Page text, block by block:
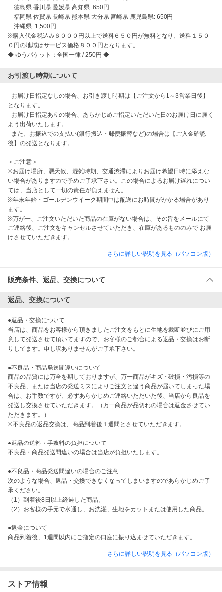
徳島県 香川県 愛媛県 高知県: 650円
福岡県 佐賀県 長崎県 熊本県 大分県 宮崎県 鹿児島県: 650円
沖縄県: 1,500円
※購入代金税込み６０００円以上で送料６５０円が無料となり、送料１５０
０円の地域はサービス価格８００円となります。
◆ ゆうパケット：全国一律 / 250円 ◆
お引渡し時期について
- お届け日指定なしの場合、お引き渡し時期は【ご注文から1～3営業日後】
となります。
- お届け日指定ありの場合、あらかじめご指定いただいた日のお届け日に届く
よう出荷いたします。
- また、お振込での支払い(銀行振込・郵便振替など)の場合は【ご入金確認
後】の発送となります。
＜ご注意＞
※お届け場所、悪天候、混雑時期、交通渋滞によりお届け希望日時に添えな
い場合がありますので予めご了承下さい。この場合によるお届け遅れについ
ては、当店として一切の責任が負えません。
※年末年始・ゴールデンウイーク期間中は配送にお時間がかかる場合があり
ます。
※万が一、ご注文いただいた商品の在庫がない場合は、その旨をメールにて
ご連絡後、ご注文をキャンセルさせていただき、在庫があるもののみで お届
けさせていただきます。
さらに詳しい説明を見る（パソコン版）
販売条件、返品、交換について
返品、交換について
●返品・交換について
当店は、商品をお客様から頂きましたご注文をもとに生地を裁断並びにご用
意して発送させて頂いてますので、お客様のご都合による返品・交換はお断
りしてます。申し訳ありませんがご了承下さい。
●不良品・商品発送間違いについて
商品の品質には万全を期しておりますが、万一商品がキズ・破損・汚損等の
不良品、または当店の発送ミスによりご注文と違う商品が届いてしまった場
合は、お手数ですが、必ずあらかじめご連絡いただいた後、当店から良品を
発送し交換させていただきます。（万一商品が品切れの場合は返金させてい
ただきます。）
※不良品の返品交換は、商品到着後１週間とさせていただきます。
●返品の送料・手数料の負担について
不良品・商品発送間違いの場合は当店が負担いたします。
●不良品・商品発送間違いの場合のご注意
次のような場合、返品・交換できなくなってしまいますのであらかじめご了
承ください。
（1）到着後8日以上経過した商品。
（2）お客様の手元で水通し、お洗濯、生地をカットまたは使用した商品。
●返金について
商品到着後、1週間以内にご指定の口座に振り込ませていただきます。
さらに詳しい説明を見る（パソコン版）
ストア情報